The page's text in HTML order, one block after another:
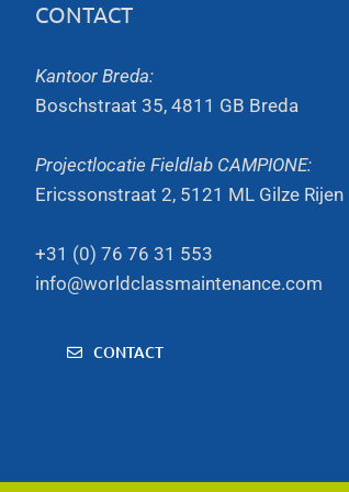
CONTACT
Kantoor Breda:
Boschstraat 35, 4811 GB Breda
Projectlocatie Fieldlab CAMPIONE:
Ericssonstraat 2, 5121 ML Gilze Rijen
+31 (0) 76 76 31 553
info@worldclassmaintenance.com
CONTACT